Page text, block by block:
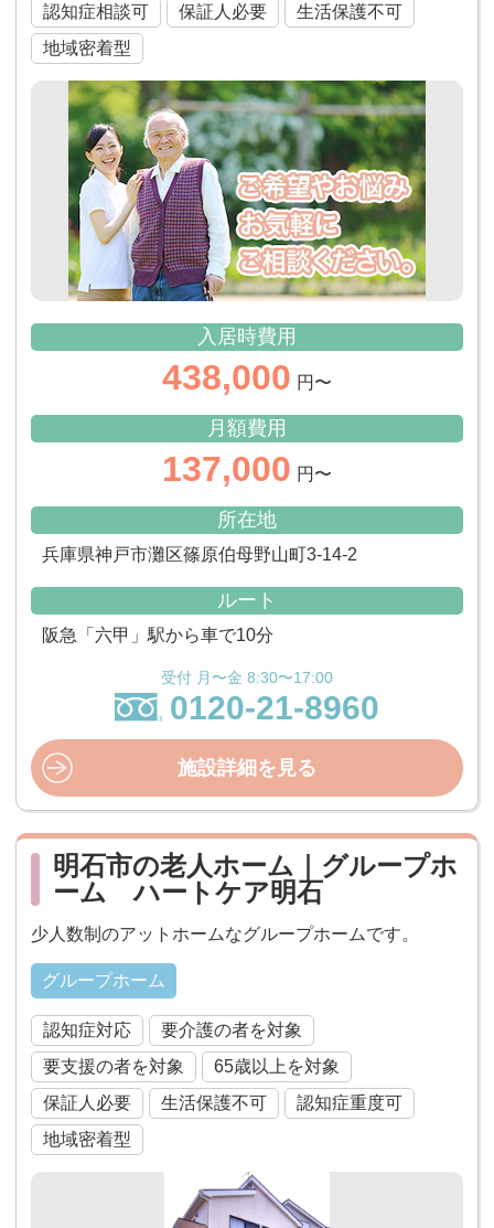
認知症相談可
保証人必要
生活保護不可
地域密着型
入居時費用
438,000 円〜
月額費用
137,000 円〜
所在地
兵庫県神戸市灘区篠原伯母野山町3-14-2
ルート
阪急「六甲」駅から車で10分
受付 月〜金 8:30〜17:00
0120-21-8960
施設詳細を見る
明石市の老人ホーム｜グループホ
ーム ハートケア明石
少人数制のアットホームなグループホームです。
グループホーム
認知症対応
要介護の者を対象
要支援の者を対象
65歳以上を対象
保証人必要
生活保護不可
認知症重度可
地域密着型